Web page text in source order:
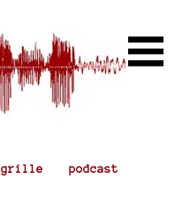
grille podcast